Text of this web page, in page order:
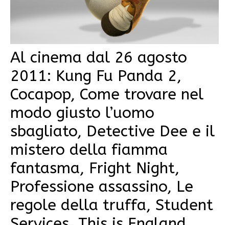
Al cinema dal 26 agosto
2011: Kung Fu Panda 2,
Cocapop, Come trovare nel
modo giusto l’uomo
sbagliato, Detective Dee e il
mistero della fiamma
fantasma, Fright Night,
Professione assassino, Le
regole della truffa, Student